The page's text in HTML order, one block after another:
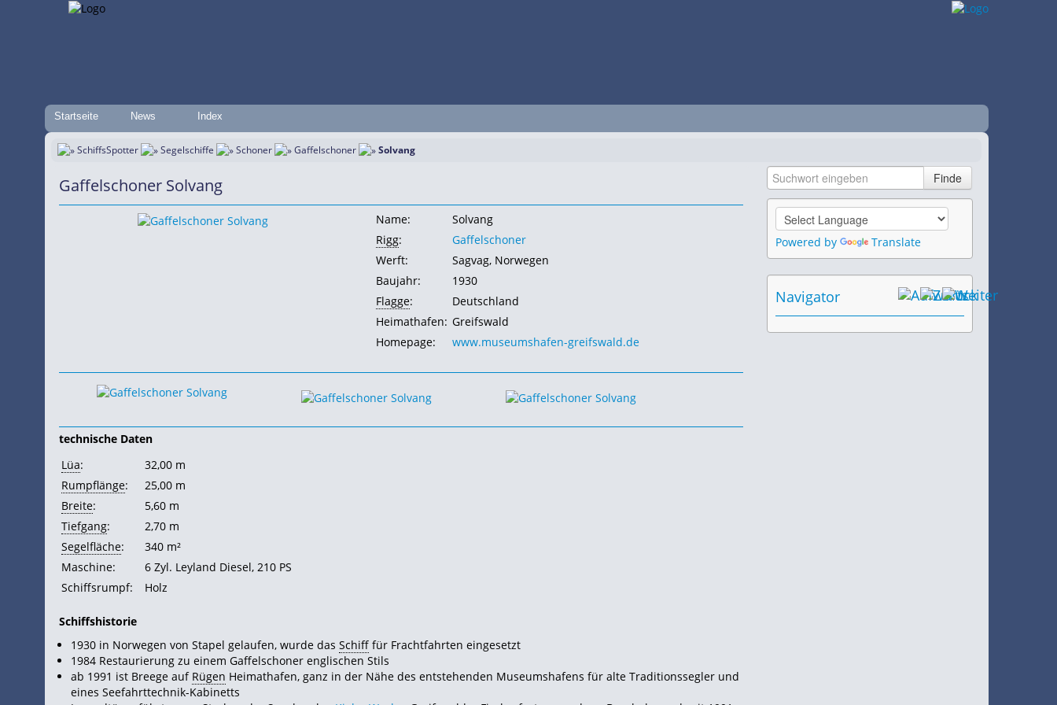
Startseite News Index
SchiffsSpotter Segelschiffe Schoner Gaffelschoner Solvang
Gaffelschoner Solvang
Name:
Solvang
Rigg:
Gaffelschoner
Werft:
Sagvag, Norwegen
Baujahr:
1930
Flagge:
Deutschland
Heimathafen: Greifswald
Homepage:
www.museumshafen-greifswald.de
technische Daten
Lüa:
32,00 m
Rumpflänge:
25,00 m
Breite:
5,60 m
Tiefgang:
2,70 m
Segelfläche:
340 m²
Maschine:
6 Zyl. Leyland Diesel, 210 PS
Schiffsrumpf:
Holz
Schiffshistorie
1930 in Norwegen von Stapel gelaufen, wurde das Schiff für Frachtfahrten eingesetzt
1984 Restaurierung zu einem Gaffelschoner englischen Stils
ab 1991 ist Breege auf Rügen Heimathafen, ganz in der Nähe des entstehenden Museumshafens für alte Traditionssegler und
eines Seefahrttechnik-Kabinetts
Powered by Translate
Navigator